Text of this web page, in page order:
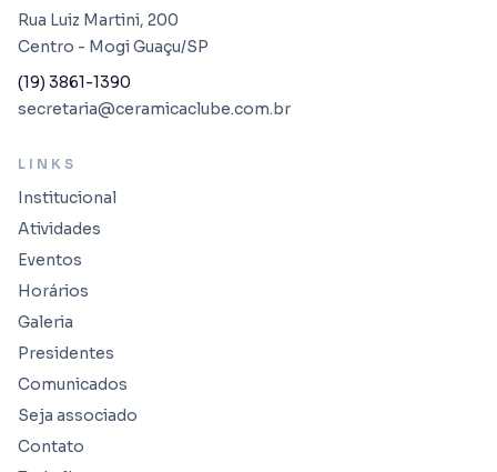
Rua Luiz Martini, 200
Centro - Mogi Guaçu/SP
(19) 3861-1390
secretaria@ceramicaclube.com.br
LINKS
Institucional
Atividades
Eventos
Horários
Galeria
Presidentes
Comunicados
Seja associado
Contato